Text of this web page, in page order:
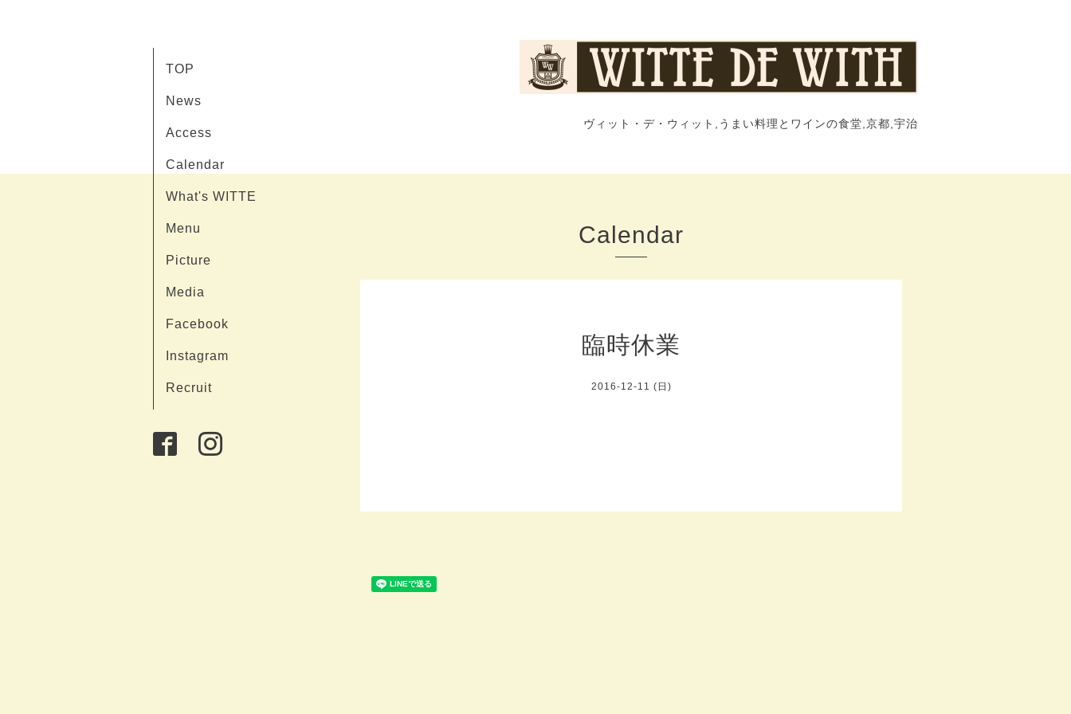
ヴィット・デ・ウィット,うまい料理とワインの食堂,京都,宇治
TOP
News
Access
Calendar
What's WITTE
Menu
Picture
Media
Facebook
Instagram
Recruit
Calendar
臨時休業
2016-12-11 (日)